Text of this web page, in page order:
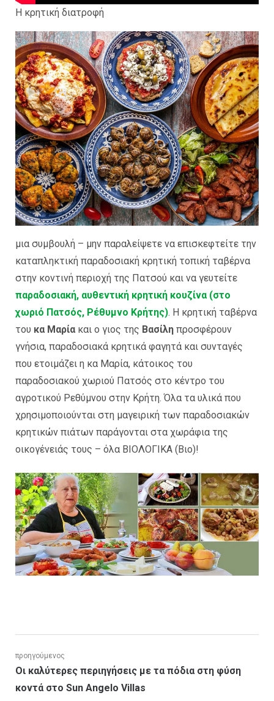
Η κρητική διατροφή
μια συμβουλή – μην παραλείψετε να επισκεφτείτε την
καταπληκτική παραδοσιακή κρητική τοπική ταβέρνα
στην κοντινή περιοχή της Πατσού και να γευτείτε
παραδοσιακή, αυθεντική κρητική κουζίνα (στο
χωριό Πατσός, Ρέθυμνο Κρήτης). Η κρητική ταβέρνα
του κα Μαρία και ο γιος της Βασίλη προσφέρουν
γνήσια, παραδοσιακά κρητικά φαγητά και συνταγές
που ετοιμάζει η κα Μαρία, κάτοικος του
παραδοσιακού χωριού Πατσός στο κέντρο του
αγροτικού Ρεθύμνου στην Κρήτη. Όλα τα υλικά που
χρησιμοποιούνται στη μαγειρική των παραδοσιακών
κρητικών πιάτων παράγονται στα χωράφια της
οικογένειάς τους – όλα ΒΙΟΛΟΓΙΚΑ (Βιο)!
Πλοήγηση
άρθρων
προηγούμενος
Προηγούμενη
ανάρτηση:
Οι καλύτερες περιηγήσεις με τα πόδια στη φύση
κοντά στο Sun Angelo Villas